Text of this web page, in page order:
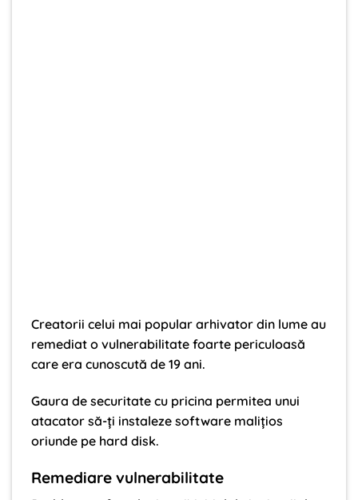
Creatorii celui mai popular arhivator din lume au
remediat o vulnerabilitate foarte periculoasă
care era cunoscută de 19 ani.
Gaura de securitate cu pricina permitea unui
atacator să-ți instaleze software malițios
oriunde pe hard disk.
Remediare vulnerabilitate